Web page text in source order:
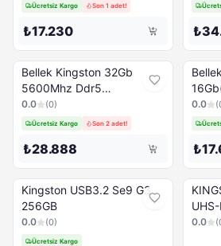
Ücretsiz Kargo Son 1 adet!
₺17.230
Bellek Kingston 32Gb
5600Mhz Ddr5
Kvr56S46Bd8-32
Notebook
0.0 (0)
Ücretsiz Kargo Son 2 adet!
₺28.888
Cl36
16Tr
0.0 (
Kingston USB3.2 Se9 G3
256GB
0.0 (0)
Ücretsiz Kargo
UHS-
Kartı
0.0 (